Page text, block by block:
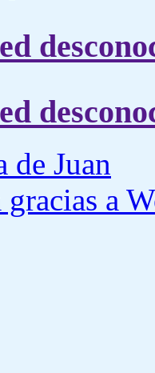
de Juan
a